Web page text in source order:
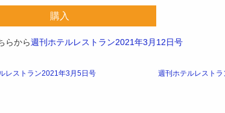
購入
らから週刊ホテルレストラン2021年3月12日号
レストラン2021年3月5日号 週刊ホテルレスト